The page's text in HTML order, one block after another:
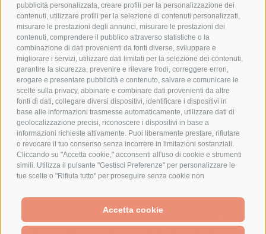
pubblicità personalizzata, creare profili per la personalizzazione dei
contenuti, utilizzare profili per la selezione di contenuti personalizzati,
misurare le prestazioni degli annunci, misurare le prestazioni dei
contenuti, comprendere il pubblico attraverso statistiche o la
combinazione di dati provenienti da fonti diverse, sviluppare e
migliorare i servizi, utilizzare dati limitati per la selezione dei contenuti,
garantire la sicurezza, prevenire e rilevare frodi, correggere errori,
erogare e presentare pubblicità e contenuto, salvare e comunicare le
scelte sulla privacy, abbinare e combinare dati provenienti da altre
fonti di dati, collegare diversi dispositivi, identificare i dispositivi in
base alle informazioni trasmesse automaticamente, utilizzare dati di
geolocalizzazione precisi, riconoscere i dispositivi in base a
informazioni richieste attivamente. Puoi liberamente prestare, rifiutare
o revocare il tuo consenso senza incorrere in limitazioni sostanziali.
Cliccando su "Accetta cookie," acconsenti all'uso di cookie e strumenti
simili. Utilizza il pulsante "Gestisci Preferenze" per personalizzare le
tue scelte o "Rifiuta tutto" per proseguire senza cookie non
momento cliccando sul link "Preferenze Cookie" in fondo alla pagina o
sull'icona dello scudo in basso a sinistra. Le tue preferenze si
applicheranno al solo dispositivo in uso.
Accetta cookie
AZIENDA
CHI SIAMO
MARCHI TRATTATI
CONDOMINI
Bonifico
Bancario
SPESA ELETTRICA SOCIETA CONSORTILE A RESPONSABILITA LIMITATA - VIALE
MILANOFIORI, STRADA 4 - PALAZZO A5 20057, ASSAGO MILANO - PARTITA IVA
We use cookies (and other similar technologies) to collect data
to improve your shopping experience.
By using our website,